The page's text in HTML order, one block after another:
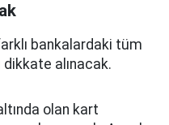
bankalardaki tüm
alınacak.
olan kart